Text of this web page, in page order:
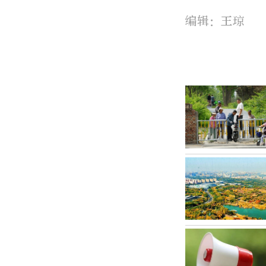
编辑：王琼